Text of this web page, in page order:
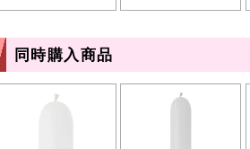
同時購入商品